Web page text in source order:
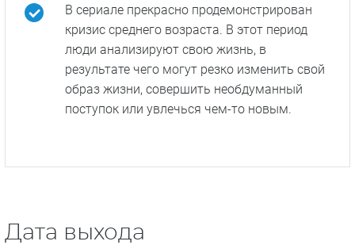
В сериале прекрасно продемонстрирован
кризис среднего возраста. В этот период
люди анализируют свою жизнь, в
результате чего могут резко изменить свой
образ жизни, совершить необдуманный
поступок или увлечься чем-то новым.
Дата выхода